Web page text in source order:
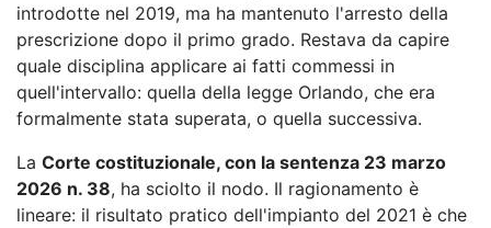
introdotte nel 2019, ma ha mantenuto l'arresto della
prescrizione dopo il primo grado. Restava da capire
quale disciplina applicare ai fatti commessi in
quell'intervallo: quella della legge Orlando, che era
formalmente stata superata, o quella successiva.
La Corte costituzionale, con la sentenza 23 marzo
2026 n. 38, ha sciolto il nodo. Il ragionamento è
lineare: il risultato pratico dell'impianto del 2021 è che